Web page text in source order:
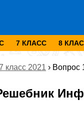
7 КЛАСС 8
класс 2021 › Вопрос